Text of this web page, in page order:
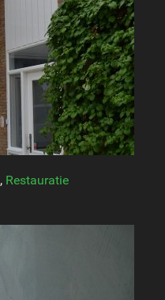
, Restauratie